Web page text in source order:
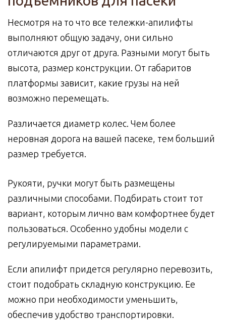
Несмотря на то что все тележки-апилифты
выполняют общую задачу, они сильно
отличаются друг от друга. Разными могут быть
высота, размер конструкции. От габаритов
платформы зависит, какие грузы на ней
возможно перемещать.
Различается диаметр колес. Чем более
неровная дорога на вашей пасеке, тем больший
размер требуется.
Рукояти, ручки могут быть размещены
различными способами. Подбирать стоит тот
вариант, которым лично вам комфортнее будет
пользоваться. Особенно удобны модели с
регулируемыми параметрами.
Если апилифт придется регулярно перевозить,
стоит подобрать складную конструкцию. Ее
можно при необходимости уменьшить,
обеспечив удобство транспортировки.